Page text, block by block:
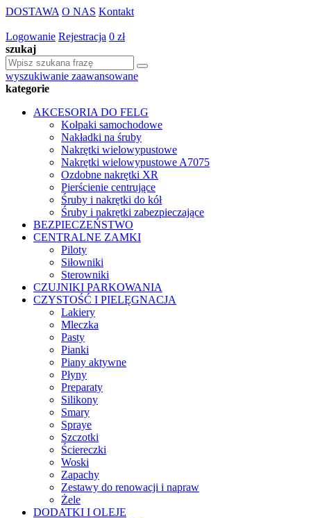
DOSTAWA O NAS Kontakt
Logowanie Rejestracja 0 zł
szukaj
wyszukiwanie zaawansowane
kategorie
AKCESORIA DO FELG
Kołpaki samochodowe
Nakładki na śruby
Nakrętki wielowypustowe
Nakrętki wielowypustowe A7075
Ozdobne nakrętki XR
Pierścienie centrujące
Śruby i nakrętki do kół
Śruby i nakrętki zabezpieczające
BEZPIECZEŃSTWO
CENTRALNE ZAMKI
Piloty
Siłowniki
Sterowniki
CZUJNIKI PARKOWANIA
CZYSTOŚĆ I PIELĘGNACJA
Lakiery
Mleczka
Pasty
Pianki
Piany aktywne
Płyny
Preparaty
Silikony
Smary
Spraye
Szczotki
Ściereczki
Woski
Zapachy
Zestawy do renowacji i napraw
Żele
DODATKI I OLEJE